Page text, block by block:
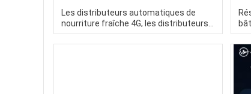
Les distributeurs automatiques de
nourriture fraîche 4G, les distributeurs
automatiques de jus d' orange frais
60HZ DEX